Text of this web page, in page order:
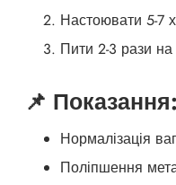
Настоювати 5-7
Пити 2-3 рази
📌 Показання:
Нормалізація
Поліпшення